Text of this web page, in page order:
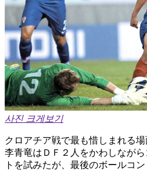
사진 크게보기
クロアチア戦で最も惜しまれる
李青竜はＤＦ２人をかわしなが
トを試みたが、最後のボールコ